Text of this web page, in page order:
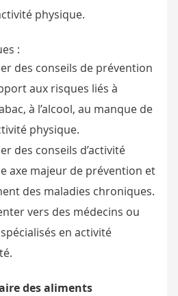
physique.
:
des conseils de prévention
aux risques liés à
à l’alcool, au manque de
physique.
des conseils d’activité
axe majeur de prévention et
des maladies chroniques.
vers des médecins ou
en activité
des aliments